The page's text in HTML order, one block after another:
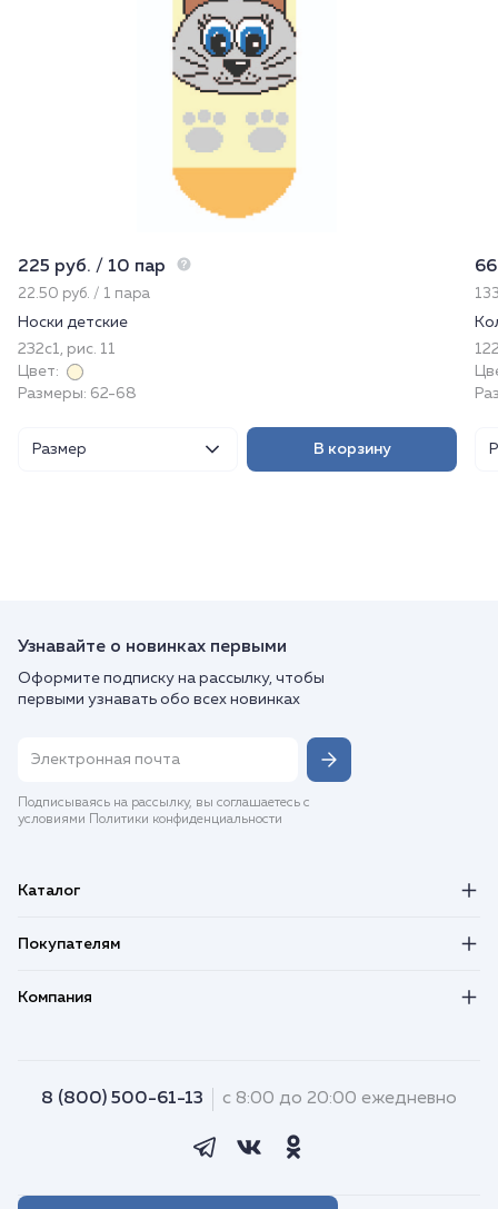
225 руб. / 10 пар
22.50 руб. / 1 пара
Носки детские
232с1, рис. 11
Цвет:
Размеры: 62-68
Размер В корзину
Узнавайте о новинках первыми
Оформите подписку на рассылку, чтобы
первыми узнавать обо всех новинках
Подписываясь на рассылку, вы соглашаетесь с
условиями Политики конфиденциальности
Каталог
Покупателям
Компания
8 (800) 500-61-13 с 8:00 до 20:00 ежедневно